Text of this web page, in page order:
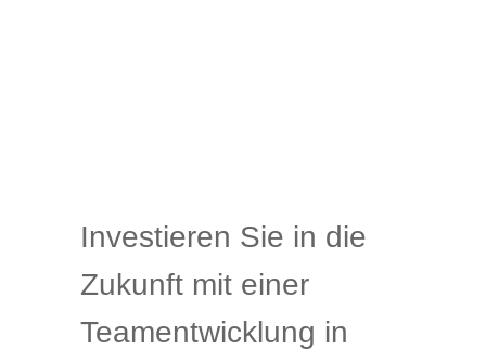
Investieren Sie in die
Zukunft mit einer
Teamentwicklung in